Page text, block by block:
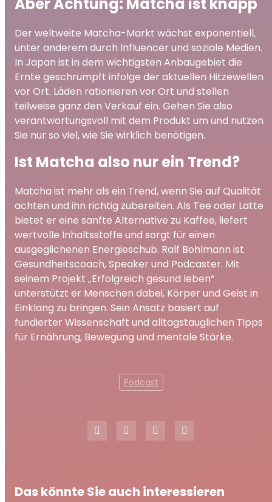
Aber Achtung: Matcha ist knapp
Der weltweite Matcha-Markt wächst exponentiell,
unter anderem durch Influencer und soziale Medien.
In Japan ist in dem wichtigsten Anbaugebiet die
Ernte geschrumpft infolge der aktuellen Hitzewellen
vor Ort. Läden rationieren vor Ort und stellen
teilweise ganz den Verkauf ein. Gehen Sie also
verantwortungsvoll mit dem Produkt um und nutzen
Sie nur so viel, wie Sie wirklich benötigen.
Ist Matcha also nur ein Trend?
Matcha ist mehr als ein Trend, wenn Sie auf Qualität
achten und ihn richtig zubereiten. Als Tee oder Latte
bietet er eine sanfte Alternative zu Kaffee, liefert
wertvolle Inhaltsstoffe und sorgt für einen
ausgeglichenen Energieschub. Ralf Bohlmann ist
Gesundheitscoach, Speaker und Podcaster. Mit
seinem Projekt „Erfolgreich gesund leben“
unterstützt er Menschen dabei, Körper und Geist in
Einklang zu bringen. Sein Ansatz basiert auf
fundierter Wissenschaft und alltagstauglichen Tipps
für Ernährung, Bewegung und mentale Stärke.
Podcast
Das könnte Sie auch interessieren